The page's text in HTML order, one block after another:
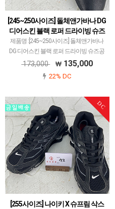
[245~250사이즈] 돌체앤가바나 DG
디어스킨 블랙 로퍼 드라이빙 슈즈
제품명 :[245~250사이즈] 돌체앤가바나
DG 디어스킨 블랙 로퍼 드라이빙 슈즈공
장 :-한 번도 착용한 적 없는 새 신발입니다.
있습니다.발 뒷쪽 접어서 슬리퍼로 신을
173,000 135,000
22% DC
DC
[255사이즈] 나이키 X 슈프림 삭스